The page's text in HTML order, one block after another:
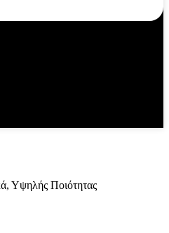
Υψηλής Ποιότητας